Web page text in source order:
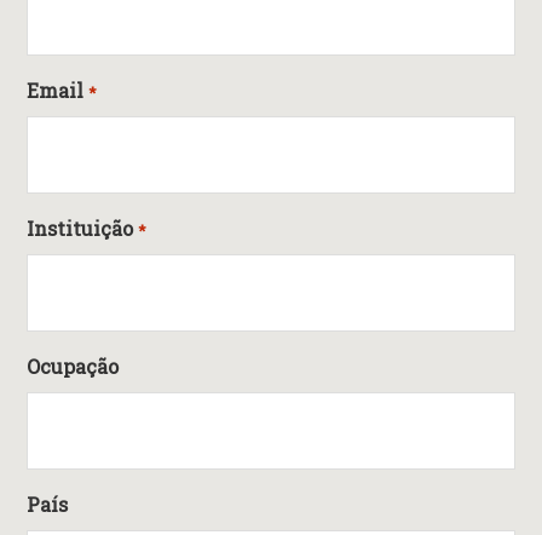
Email *
Instituição *
Ocupação
País